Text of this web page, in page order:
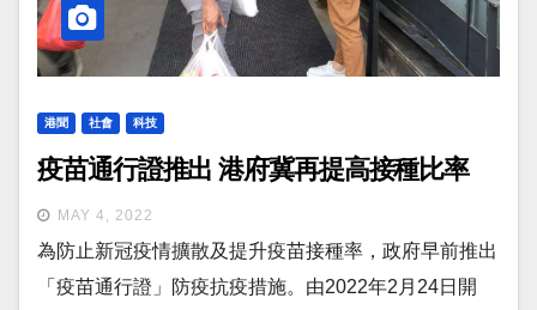
港聞 社會 科技
疫苗通行證推出 港府冀再提高接種比率
MAY 4, 2022
為防止新冠疫情擴散及提升疫苗接種率，政府早前推出
「疫苗通行證」防疫抗疫措施。由2022年2月24日開